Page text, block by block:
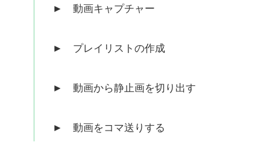
► 動画キャプチャー
► プレイリストの作成
► 動画から静止画を切り出す
► 動画をコマ送りする